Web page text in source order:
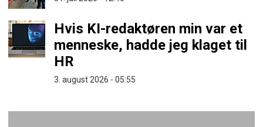
Hvis KI-redaktøren min var et
menneske, hadde jeg klaget til
HR
3. august 2026 - 05:55